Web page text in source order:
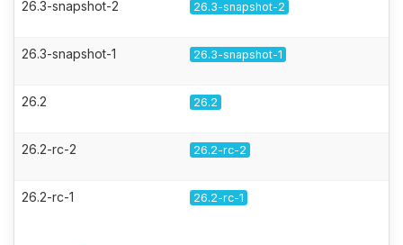
26.3-snapshot-2 26.3-snapshot-2
26.3-snapshot-1 26.3-snapshot-1
26.2 26.2
26.2-rc-2 26.2-rc-2
26.2-rc-1 26.2-rc-1